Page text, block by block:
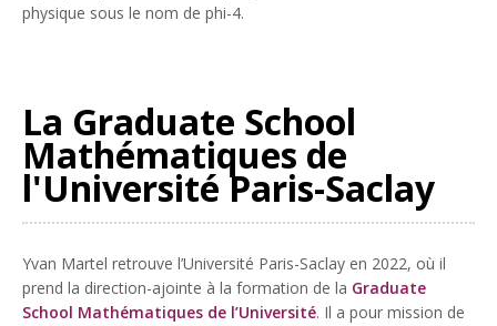
physique sous le nom de phi-4.
La Graduate School
Mathématiques de
l'Université Paris-Saclay
Yvan Martel retrouve l’Université Paris-Saclay en 2022, où il
prend la direction-ajointe à la formation de la Graduate
School Mathématiques de l’Université. Il a pour mission de